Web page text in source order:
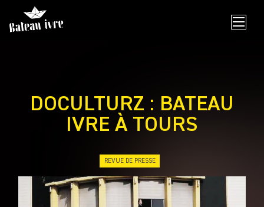
content
DOCULTURZ : BATEAU
IVRE À TOURS
REVUE DE PRESSE